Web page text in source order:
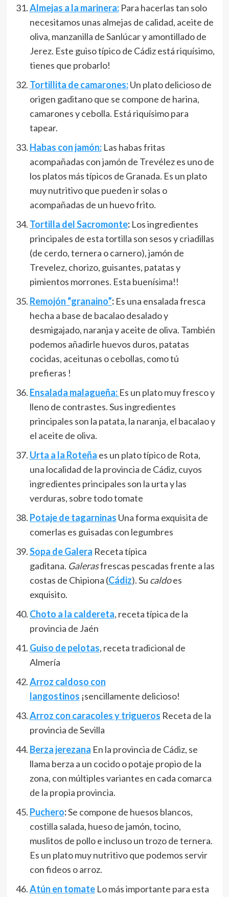
Almejas a la marinera:Para hacerlas tan solo
necesitamos unas almejas de calidad, aceite de
oliva, manzanilla de Sanlúcar y amontillado de
Jerez. Este guiso típico de Cádiz está riquísimo,
tienes que probarlo!
Tortillita de camarones: Un plato delicioso de
origen gaditano que se compone de harina,
camarones y cebolla. Está riquísimo para
tapear.
Habas con jamón:Las habas fritas
acompañadas con jamón de Trevélez es uno de
los platos más típicos de Granada. Es un plato
muy nutritivo que pueden ir solas o
acompañadas de un huevo frito.
Tortilla del Sacromonte:Los ingredientes
principales de esta tortilla son sesos y criadillas
(de cerdo, ternera o carnero), jamón de
Trevelez, chorizo, guisantes, patatas y
pimientos morrones. Esta buenísima!!
Remojón “granaino”:Es una ensalada fresca
hecha a base de bacalao desalado y
desmigajado, naranja y aceite de oliva. También
podemos añadirle huevos duros, patatas
cocidas, aceitunas o cebollas, como tú
prefieras !
Ensalada malagueña: Es un plato muy fresco y
lleno de contrastes. Sus ingredientes
principales son la patata, la naranja, el bacalao y
el aceite de oliva.
Urta a la Roteña es un plato típico de Rota,
una localidad de la provincia de Cádiz, cuyos
ingredientes principales son la urta y las
verduras, sobre todo tomate
Potaje de tagarninas Una forma exquisita de
comerlas es guisadas con legumbres
Sopa de Galera Receta típica
gaditana. Galerasfrescas pescadas frente a las
costas de Chipiona (Cádiz). Su caldoes
exquisito.
Choto a la caldereta, receta típica de la
provincia de Jaén
Guiso de pelotas, receta tradicional de
Almería
Arroz caldoso con
langostinos ¡sencillamente delicioso!
Arroz con caracoles y trigueros Receta de la
provincia de Sevilla
Berza jerezana En la provincia de Cádiz, se
llama berza a un cocido o potaje propio de la
zona, con múltiples variantes en cada comarca
de la propia provincia.
Puchero:Se compone de huesos blancos,
costilla salada, hueso de jamón, tocino,
muslitos de pollo e incluso un trozo de ternera.
Es un plato muy nutritivo que podemos servir
con fideos o arroz.
Atún en tomate Lo más importante para esta